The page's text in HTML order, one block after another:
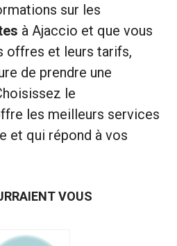
sur les
à Ajaccio et que vous
offres et leurs tarifs,
de prendre une
le
les meilleurs services
et qui répond à vos
VOUS